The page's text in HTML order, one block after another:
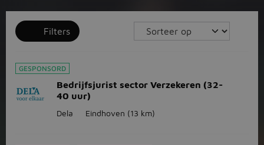
Filters
GESPONSORD
Bedrijfsjurist sector Verzekeren (32-
40 uur)
Dela Eindhoven (13 km)